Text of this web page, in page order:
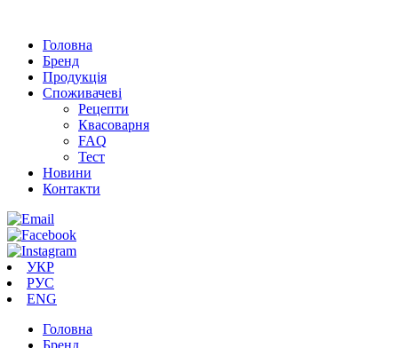
Головна
Бренд
Продукція
Cпоживачеві
Рецепти
Квасоварня
FAQ
Тест
Новини
Контакти
УКР
РУС
ENG
Головна
Бренд